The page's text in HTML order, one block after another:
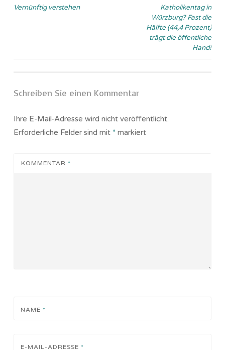
Vernünftig verstehen
Katholikentag in
Würzburg? Fast die
Hälfte (44,4 Prozent)
trägt die öffentliche
Hand!
Schreiben Sie einen Kommentar
Ihre E-Mail-Adresse wird nicht veröffentlicht.
Erforderliche Felder sind mit * markiert
KOMMENTAR *
NAME *
E-MAIL-ADRESSE *